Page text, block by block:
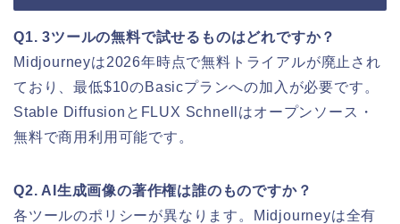
Q1. 3ツールの無料で試せるものはどれですか？
Midjourneyは2026年時点で無料トライアルが廃止され
ており、最低$10のBasicプランへの加入が必要です。
Stable DiffusionとFLUX Schnellはオープンソース・
無料で商用利用可能です。
Q2. AI生成画像の著作権は誰のものですか？
各ツールのポリシーが異なります。Midjourneyは全有